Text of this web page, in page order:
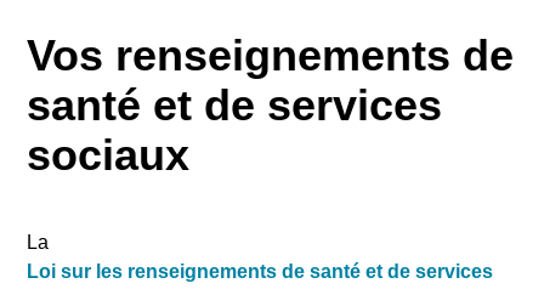
Vos renseignements de
santé et de services
sociaux
La
Loi sur les renseignements de santé et de services